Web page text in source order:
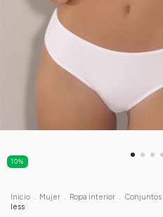
10%
Inicio Mujer Ropa interior Conjuntos
less